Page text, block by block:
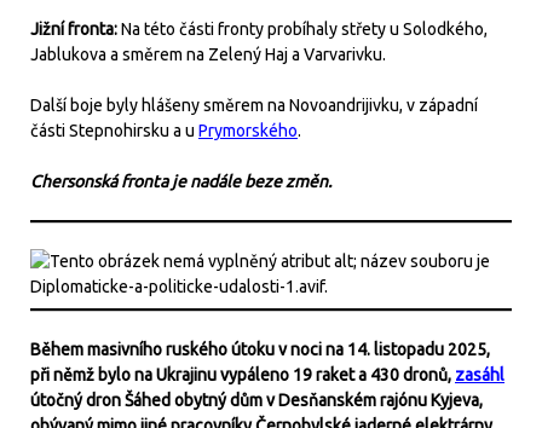
Jižní fronta:Na této části fronty probíhaly střety u Solodkého,
Jablukova a směrem na Zelený Haj a Varvarivku.
Další boje byly hlášeny směrem na Novoandrijivku, v západní
části Stepnohirsku a u Prymorského.
Chersonská fronta je nadále beze změn.
Během masivního ruského útoku v noci na 14. listopadu 2025,
při němž bylo na Ukrajinu vypáleno 19 raket a 430 dronů, zasáhl
útočný dron Šáhed obytný dům v Desňanském rajónu Kyjeva,